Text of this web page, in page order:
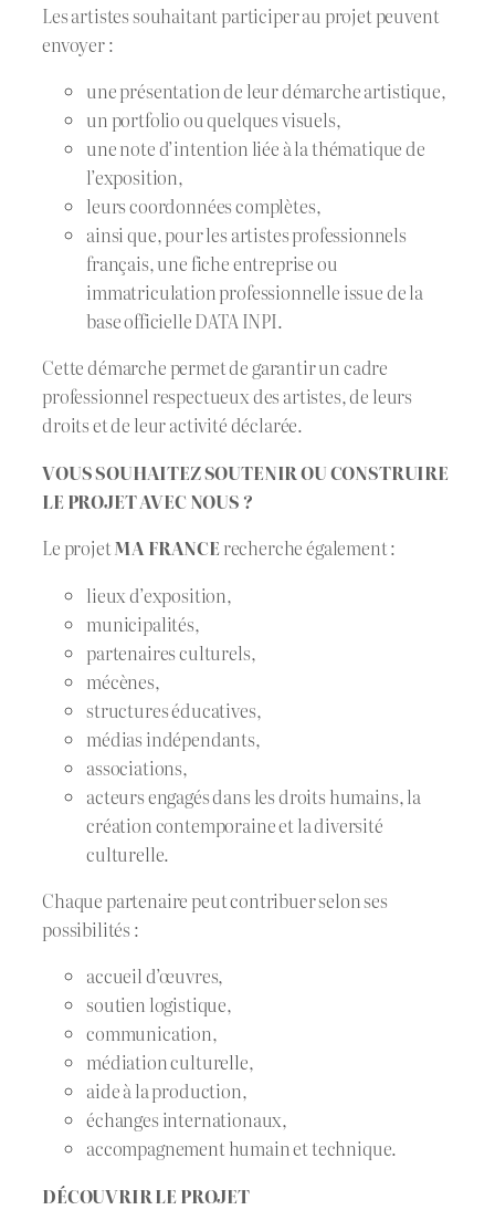
Les artistes souhaitant participer au projet peuvent
envoyer :
une présentation de leur démarche artistique,
un portfolio ou quelques visuels,
une note d’intention liée à la thématique de
l’exposition,
leurs coordonnées complètes,
ainsi que, pour les artistes professionnels
français, une fiche entreprise ou
immatriculation professionnelle issue de la
base officielle DATA INPI.
Cette démarche permet de garantir un cadre
professionnel respectueux des artistes, de leurs
droits et de leur activité déclarée.
VOUS SOUHAITEZ SOUTENIR OU CONSTRUIRE
LE PROJET AVEC NOUS ?
Le projetMA FRANCErecherche également :
lieux d’exposition,
municipalités,
partenaires culturels,
mécènes,
structures éducatives,
médias indépendants,
associations,
acteurs engagés dans les droits humains, la
création contemporaine et la diversité
culturelle.
Chaque partenaire peut contribuer selon ses
possibilités :
accueil d’œuvres,
soutien logistique,
communication,
médiation culturelle,
aide à la production,
échanges internationaux,
accompagnement humain et technique.
DÉCOUVRIR LE PROJET